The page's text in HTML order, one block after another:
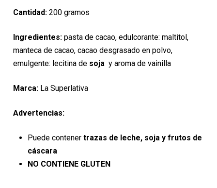
Cantidad:200 gramos
Ingredientes:pasta de cacao, edulcorante: maltitol,
manteca de cacao, cacao desgrasado en polvo,
emulgente: lecitina de soja y aroma de vainilla
Marca:La Superlativa
Advertencias:
Puede contener trazas de leche, soja y frutos de
cáscara
NO CONTIENE GLUTEN